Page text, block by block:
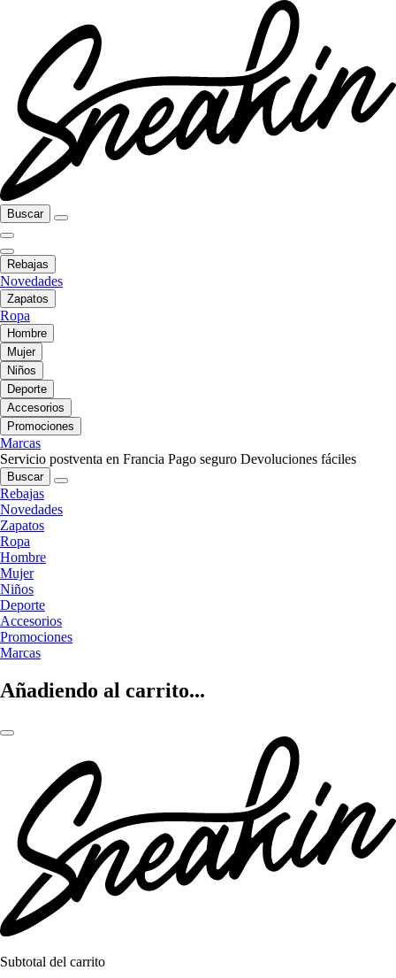
Buscar
Rebajas
Novedades
Zapatos
Ropa
Hombre
Mujer
Niños
Deporte
Accesorios
Promociones
Marcas
Servicio postventa en Francia Pago seguro Devoluciones fáciles
Buscar
Rebajas
Novedades
Zapatos
Ropa
Hombre
Mujer
Niños
Deporte
Accesorios
Promociones
Marcas
Añadiendo al carrito...
Subtotal del carrito